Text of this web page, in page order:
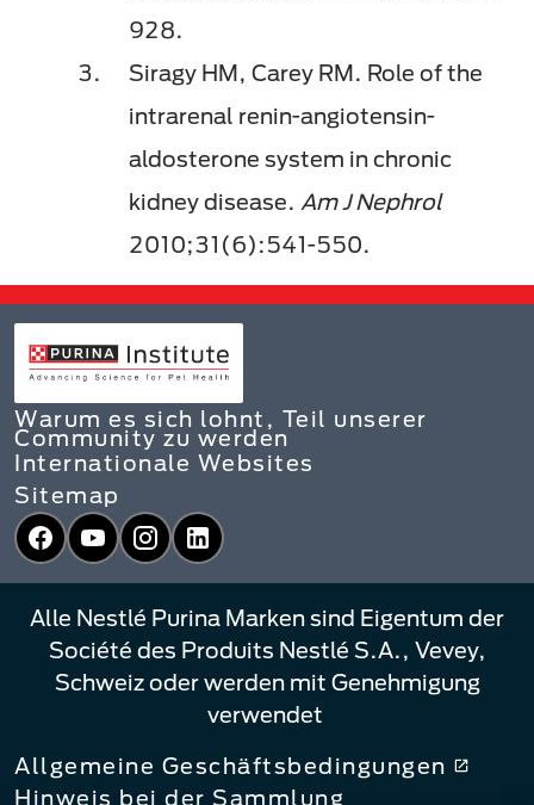
928.
Siragy HM, Carey RM. Role of the
intrarenal renin-angiotensin-
aldosterone system in chronic
kidney disease. Am J Nephrol
2010;31(6):541-550.
Warum es sich lohnt, Teil unserer
Community zu werden
Internationale Websites
Sitemap
Facebook
YouTubeInstagram
LinkedIn
Alle Nestlé Purina Marken sind Eigentum der
Société des Produits Nestlé S.A., Vevey,
Schweiz oder werden mit Genehmigung
verwendet
Allgemeine Geschäftsbedingungen
Hinweis bei der Sammlung